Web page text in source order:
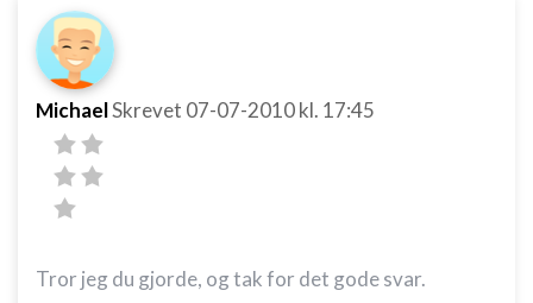
MichaelSkrevet 07-07-2010kl. 17:45
Tror jeg du gjorde, og tak for det gode svar.